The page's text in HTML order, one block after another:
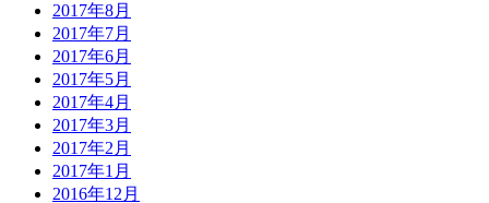
2017年8月
2017年7月
2017年6月
2017年5月
2017年4月
2017年3月
2017年2月
2017年1月
2016年12月